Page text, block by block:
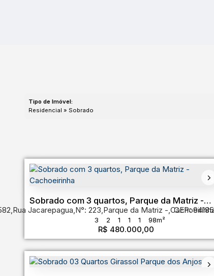
Tipo de Imóvel:
Residencial » Sobrado
Sobrado com 3 quartos, Parque da Matriz -
Cachoeirinha
R$ 480.000,00
,Rua Jacarepagua,N°: 223,Parque da Matriz ,
3 2 1 1 1 98m²
CEP: